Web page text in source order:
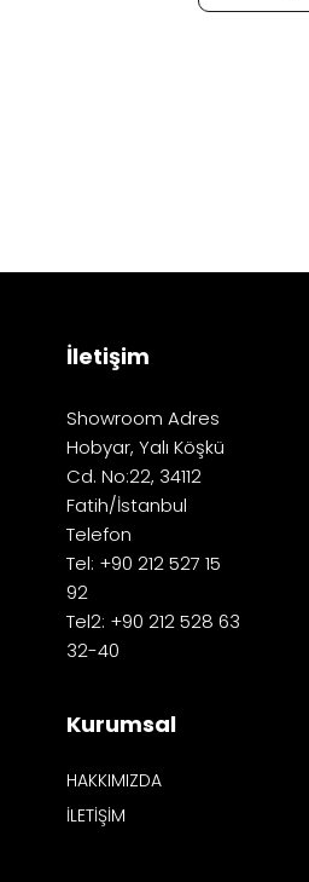
İletişim
Showroom Adres
Hobyar, Yalı Köşkü
Cd. No:22, 34112
Fatih/İstanbul
Telefon
Tel: +90 212 527 15
92
Tel2: +90 212 528 63
32-40
Kurumsal
HAKKIMIZDA
İLETİŞİM